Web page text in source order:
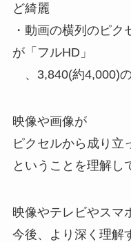
ど綺麗
・動画の横列のピ
が「フルHD」
、3,840(約4,000)
映像や画像が
ピクセルから成り立
ということを理解し
映像やテレビやスマ
今後、より深く理解